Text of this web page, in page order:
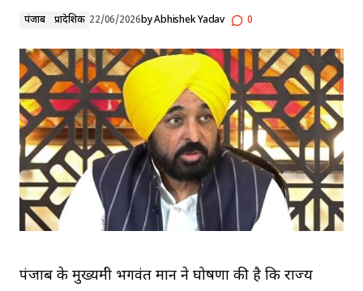
पंजाब प्रादेशिक 22/06/2026byAbhishek Yadav 0
पंजाब के मुख्यमंत्री भगवंत मान ने घोषणा की है कि राज्य